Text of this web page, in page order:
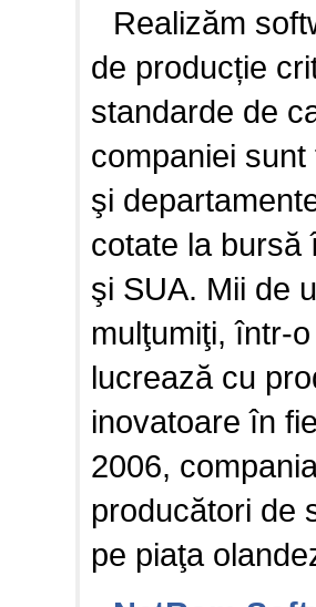
Realizăm
de producție
standarde de
companiei
şi
cotate la bursă
şi SUA. Mii de
mulţumiţi, într-
lucrează cu
inovatoare în
2006,
producători de
pe piaţa